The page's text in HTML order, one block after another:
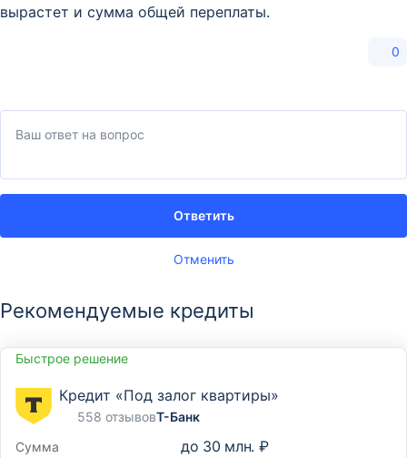
вырастет и сумма общей переплаты.
0
Отменить
Ответить
Рекомендуемые кредиты
Быстрое решение
Кредит «Под залог квартиры»
558 отзывовТ-Банк
Сумма
до 30 млн. ₽